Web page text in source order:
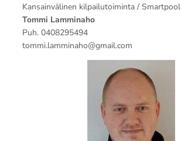
Kansainvälinen kilpailutoiminta / Smartpool
Tommi Lamminaho
Puh. 0408295494
tommi.lamminaho@gmail.com